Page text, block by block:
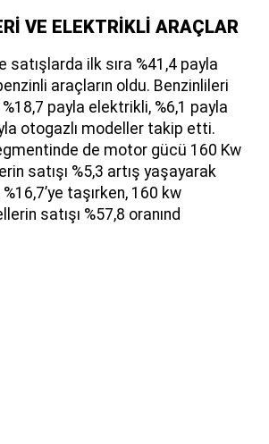
VE ELEKTRİKLİ ARAÇLAR
satışlarda ilk sıra %41,4 payla
araçların oldu. Benzinlileri
payla elektrikli, %6,1 payla
otogazlı modeller takip etti.
de motor gücü 160 Kw
satışı %5,3 artış yaşayarak
taşırken, 160 kw
satışı %57,8 oranınd